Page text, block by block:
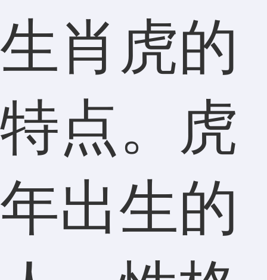
生肖虎的
特点。虎
年出生的